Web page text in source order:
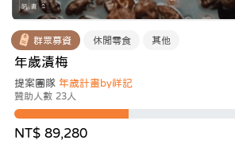
群眾募資 休閒零食 其他
年歲漬梅
提案團隊 年歲計畫by祥記
贊助人數 23人
NT$ 89,280